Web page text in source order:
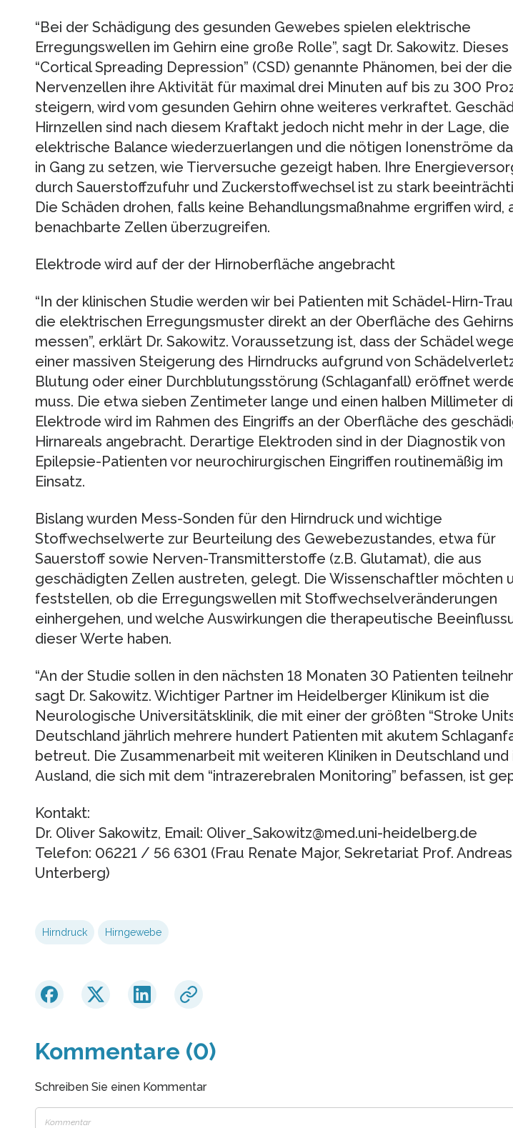
“Bei der Schädigung des gesunden Gewebes spielen elektrische
Erregungswellen im Gehirn eine große Rolle”, sagt Dr. Sakowitz. Dieses
“Cortical Spreading Depression” (CSD) genannte Phänomen, bei der die
Nervenzellen ihre Aktivität für maximal drei Minuten auf bis zu 300
steigern, wird vom gesunden Gehirn ohne weiteres verkraftet.
Hirnzellen sind nach diesem Kraftakt jedoch nicht mehr in der Lage, die
elektrische Balance wiederzuerlangen und die nötigen Ionenströme
in Gang zu setzen, wie Tierversuche gezeigt haben. Ihre
durch Sauerstoffzufuhr und Zuckerstoffwechsel ist zu stark
Die Schäden drohen, falls keine Behandlungsmaßnahme ergriffen wird,
benachbarte Zellen überzugreifen.
Elektrode wird auf der der Hirnoberfläche angebracht
“In der klinischen Studie werden wir bei Patienten mit Schädel-Hirn-
die elektrischen Erregungsmuster direkt an der Oberfläche des Gehirns
messen”, erklärt Dr. Sakowitz. Voraussetzung ist, dass der Schädel
einer massiven Steigerung des Hirndrucks aufgrund von
Blutung oder einer Durchblutungsstörung (Schlaganfall) eröffnet
muss. Die etwa sieben Zentimeter lange und einen halben Millimeter
Elektrode wird im Rahmen des Eingriffs an der Oberfläche des
Hirnareals angebracht. Derartige Elektroden sind in der Diagnostik von
Epilepsie-Patienten vor neurochirurgischen Eingriffen routinemäßig im
Einsatz.
Bislang wurden Mess-Sonden für den Hirndruck und wichtige
Stoffwechselwerte zur Beurteilung des Gewebezustandes, etwa für
Sauerstoff sowie Nerven-Transmitterstoffe (z.B. Glutamat), die aus
geschädigten Zellen austreten, gelegt. Die Wissenschaftler möchten
feststellen, ob die Erregungswellen mit Stoffwechselveränderungen
einhergehen, und welche Auswirkungen die therapeutische
dieser Werte haben.
“An der Studie sollen in den nächsten 18 Monaten 30 Patienten
sagt Dr. Sakowitz. Wichtiger Partner im Heidelberger Klinikum ist die
Neurologische Universitätsklinik, die mit einer der größten “Stroke
Deutschland jährlich mehrere hundert Patienten mit akutem
betreut. Die Zusammenarbeit mit weiteren Kliniken in Deutschland und
Ausland, die sich mit dem “intrazerebralen Monitoring” befassen, ist
Kontakt:
Dr. Oliver Sakowitz, Email: Oliver_Sakowitz@med.uni-heidelberg.de
Telefon: 06221 / 56 6301 (Frau Renate Major, Sekretariat Prof. Andreas
Unterberg)
Hirndruck Hirngewebe
Kommentare (0)
Schreiben Sie einen Kommentar